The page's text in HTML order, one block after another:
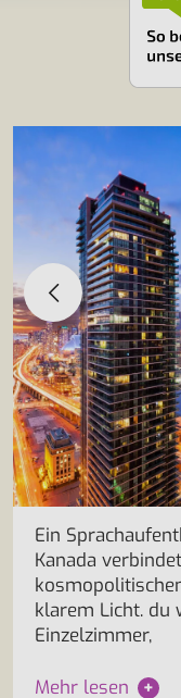
Ein
Kanada
klarem Licht. du
Einzelzimmer,
Mehr lesen +